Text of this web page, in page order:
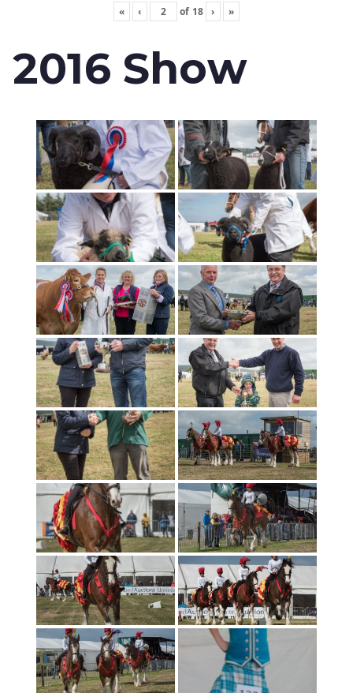
« ‹ of 18 › »
2016 Show